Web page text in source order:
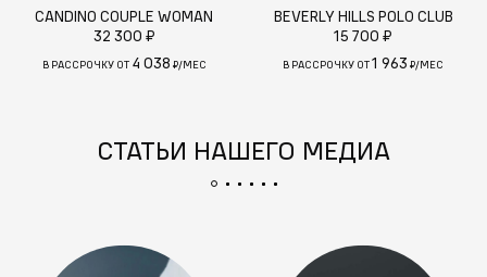
CANDINO COUPLE WOMAN
32 300 ₽
В РАССРОЧКУ ОТ 4 038 ₽/МЕС
BEVERLY HILLS POLO CLUB
15 700 ₽
В РАССРОЧКУ ОТ1 963 ₽/МЕС
СТАТЬИ НАШЕГО МЕДИА